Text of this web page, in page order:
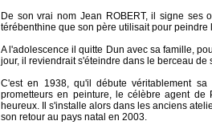
De son vrai nom Jean ROBERT, il signe ses
térébenthine que son père utilisait pour
A l'adolescence il quitte Dun avec sa famille,
jour, il reviendrait s'éteindre dans le berceau de
C'est en 1938, qu'il débute véritablement
prometteurs en peinture, le célèbre agent de
heureux. Il s'installe alors dans les anciens
son retour au pays natal en 2003.